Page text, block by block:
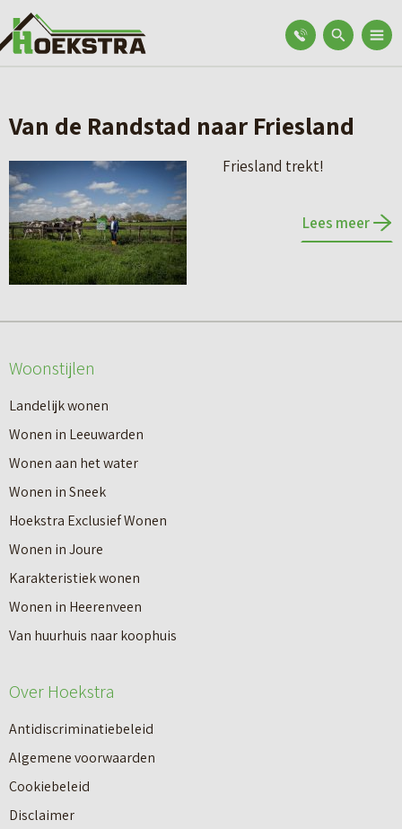
Van de Randstad naar Friesland
Friesland trekt!
Lees meer
Woonstijlen
Landelijk wonen
Wonen in Leeuwarden
Wonen aan het water
Wonen in Sneek
Hoekstra Exclusief Wonen
Wonen in Joure
Karakteristiek wonen
Wonen in Heerenveen
Van huurhuis naar koophuis
Over Hoekstra
Antidiscriminatiebeleid
Algemene voorwaarden
Cookiebeleid
Disclaimer